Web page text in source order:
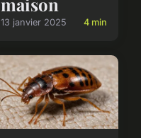
13 janvier 2025 4 min